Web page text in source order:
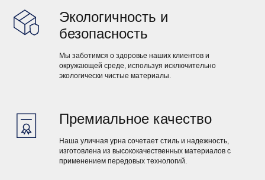
Экологичность и
безопасность
Мы заботимся о здоровье наших клиентов и
окружающей среде, используя исключительно
экологически чистые материалы.
Премиальное качество
Наша уличная урна сочетает стиль и надежность,
изготовлена из высококачественных материалов с
применением передовых технологий.